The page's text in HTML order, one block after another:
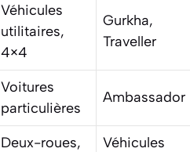
Véhicules
utilitaires,
4×4
Gurkha,
Traveller
Voitures
particulières
Ambassador
Deux-roues,
Véhicules